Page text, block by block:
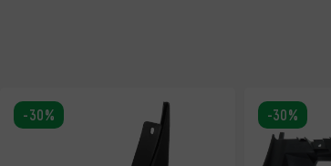
-30% -30%